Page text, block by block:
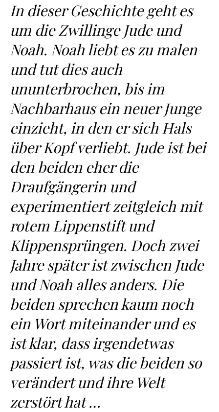
In dieser Geschichte geht es
um die Zwillinge Jude und
Noah. Noah liebt es zu malen
und tut dies auch
ununterbrochen, bis im
Nachbarhaus ein neuer Junge
einzieht, in den er sich Hals
über Kopf verliebt. Jude ist bei
den beiden eher die
Draufgängerin und
experimentiert zeitgleich mit
rotem Lippenstift und
Klippensprüngen. Doch zwei
Jahre später ist zwischen Jude
und Noah alles anders. Die
beiden sprechen kaum noch
ein Wort miteinander und es
ist klar, dass irgendetwas
passiert ist, was die beiden so
verändert und ihre Welt
zerstört hat …